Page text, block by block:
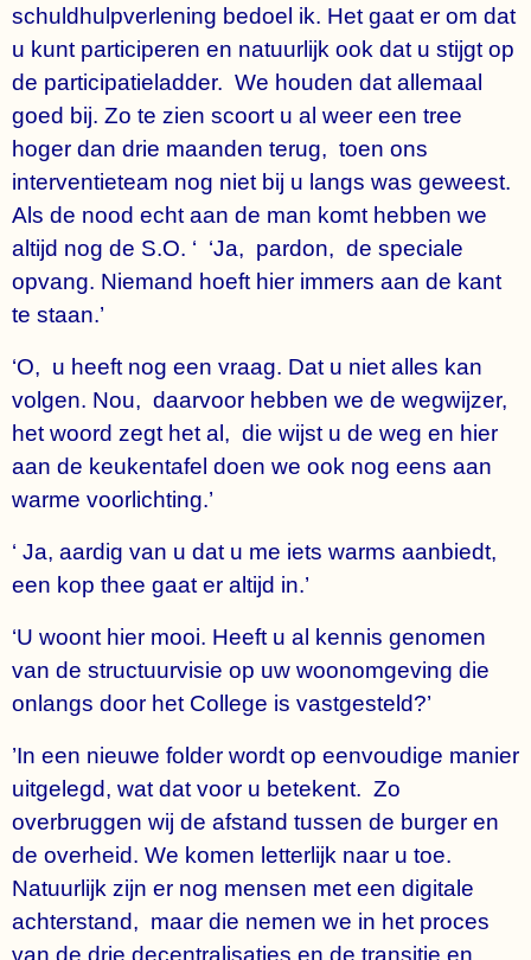
schuldhulpverlening bedoel ik. Het gaat er om dat
u kunt participeren en natuurlijk ook dat u stijgt op
de participatieladder. We houden dat allemaal
goed bij. Zo te zien scoort u al weer een tree
hoger dan drie maanden terug, toen ons
interventieteam nog niet bij u langs was geweest.
Als de nood echt aan de man komt hebben we
altijd nog de S.O. ‘ ‘Ja, pardon, de speciale
opvang. Niemand hoeft hier immers aan de kant
te staan.’
‘O, u heeft nog een vraag. Dat u niet alles kan
volgen. Nou, daarvoor hebben we de wegwijzer,
het woord zegt het al, die wijst u de weg en hier
aan de keukentafel doen we ook nog eens aan
warme voorlichting.’
‘ Ja, aardig van u dat u me iets warms aanbiedt,
een kop thee gaat er altijd in.’
‘U woont hier mooi. Heeft u al kennis genomen
van de structuurvisie op uw woonomgeving die
onlangs door het College is vastgesteld?’
’In een nieuwe folder wordt op eenvoudige manier
uitgelegd, wat dat voor u betekent. Zo
overbruggen wij de afstand tussen de burger en
de overheid. We komen letterlijk naar u toe.
Natuurlijk zijn er nog mensen met een digitale
achterstand, maar die nemen we in het proces
van de drie decentralisaties en de transitie en